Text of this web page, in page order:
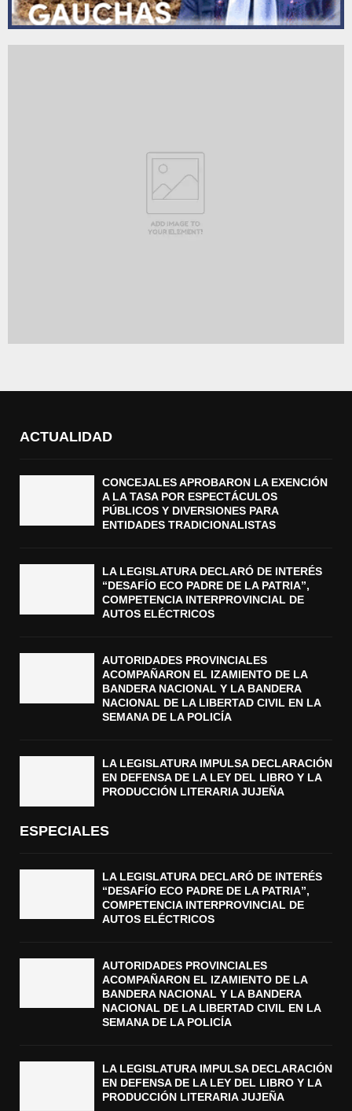
ACTUALIDAD
CONCEJALES APROBARON LA EXENCIÓN
A LA TASA POR ESPECTÁCULOS
PÚBLICOS Y DIVERSIONES PARA
ENTIDADES TRADICIONALISTAS
LA LEGISLATURA DECLARÓ DE INTERÉS
“DESAFÍO ECO PADRE DE LA PATRIA”,
COMPETENCIA INTERPROVINCIAL DE
AUTOS ELÉCTRICOS
AUTORIDADES PROVINCIALES
ACOMPAÑARON EL IZAMIENTO DE LA
BANDERA NACIONAL Y LA BANDERA
NACIONAL DE LA LIBERTAD CIVIL EN LA
SEMANA DE LA POLICÍA
LA LEGISLATURA IMPULSA DECLARACIÓN
EN DEFENSA DE LA LEY DEL LIBRO Y LA
PRODUCCIÓN LITERARIA JUJEÑA
ESPECIALES
LA LEGISLATURA DECLARÓ DE INTERÉS
“DESAFÍO ECO PADRE DE LA PATRIA”,
COMPETENCIA INTERPROVINCIAL DE
AUTOS ELÉCTRICOS
AUTORIDADES PROVINCIALES
ACOMPAÑARON EL IZAMIENTO DE LA
BANDERA NACIONAL Y LA BANDERA
NACIONAL DE LA LIBERTAD CIVIL EN LA
SEMANA DE LA POLICÍA
LA LEGISLATURA IMPULSA DECLARACIÓN
EN DEFENSA DE LA LEY DEL LIBRO Y LA
PRODUCCIÓN LITERARIA JUJEÑA